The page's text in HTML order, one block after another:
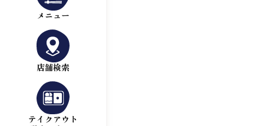
メニュー
店舗検索
テイクアウト